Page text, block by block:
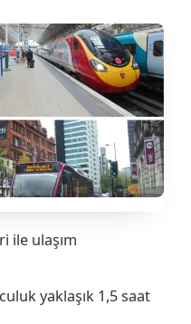
ile ulaşım
yaklaşık 1,5 saat